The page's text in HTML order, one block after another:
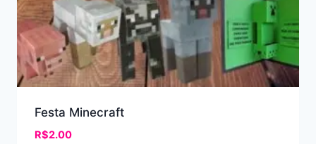
Festa Minecraft
R$2.00